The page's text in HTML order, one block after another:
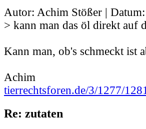
Autor: Achim Stößer | Datum:
> kann man das öl direkt auf
Kann man, ob's schmeckt ist
Achim
tierrechtsforen.de/3/1277/
Re: zutaten